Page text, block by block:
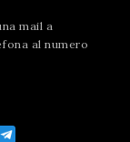
mail a
al numero